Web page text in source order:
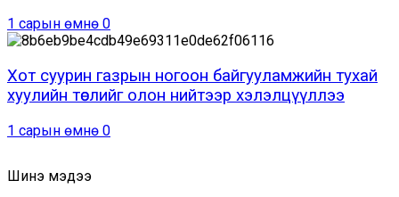
1 сарын өмнө 0
Хот суурин газрын ногоон байгууламжийн тухай
хуулийн төслийг олон нийтээр хэлэлцүүллээ
1 сарын өмнө 0
Шинэ мэдээ